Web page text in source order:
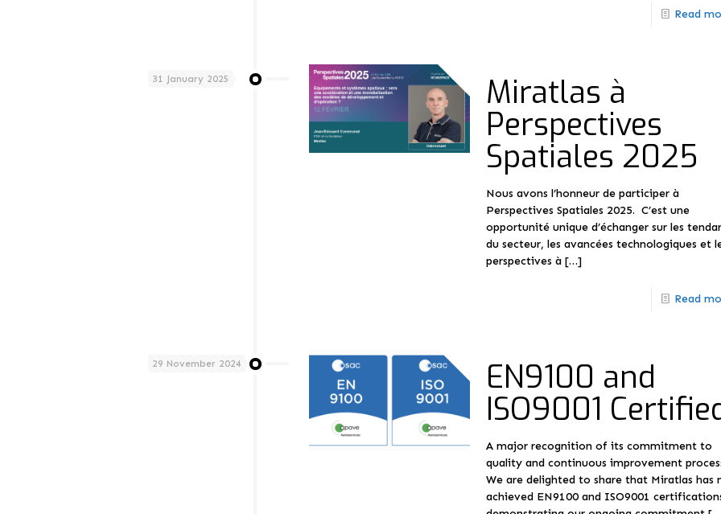
Read
31 January 2025
Miratlas à
Perspectives
Spatiales 2025
Nous avons l’honneur de participer à
Perspectives Spatiales 2025. C’est une
opportunité unique d’échanger sur les
du secteur, les avancées technologiques et
perspectives à […]
Read
29 November 2024
EN9100 and
ISO9001
A major recognition of its commitment to
quality and continuous improvement
We are delighted to share that Miratlas has
achieved EN9100 and ISO9001